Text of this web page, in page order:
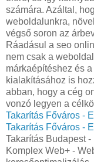
számára. Azáltal,
weboldalunkra,
végső soron az
Ráadásul a seo
nem csak a
márkaépítéshez és
kialakításához is
abban, hogy a cég
vonzó legyen a
Takarítás Főváros -
Takarítás Főváros -
Takarítás Budapest
Komplex Web+ -